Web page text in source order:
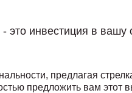
инвестиция в вашу
предлагая
предложить вам этот